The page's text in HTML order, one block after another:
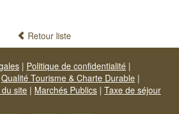
Retour liste
| Politique de confidentialité |
Qualité Tourisme & Charte Durable |
du site | Marchés Publics | Taxe de séjour